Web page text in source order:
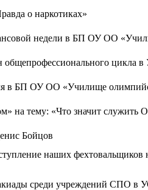
о наркотиках»
недели в БП ОУ ОО
общепрофессионального цикла
в БП ОУ ОО «Училище
на тему: «Что значит служить
Бойцов
наших фехтовальщиков
среди учреждений СПО в